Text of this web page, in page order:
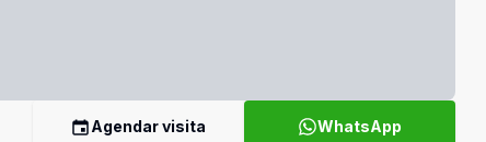
Agendar visita WhatsApp